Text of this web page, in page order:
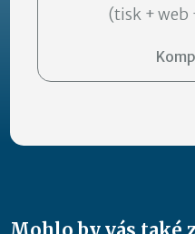
(tisk + web